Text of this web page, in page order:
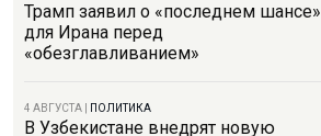
Трамп заявил о «последнем шансе»
для Ирана перед
«обезглавливанием»
4 АВГУСТА ПОЛИТИКА
В Узбекистане внедрят новую